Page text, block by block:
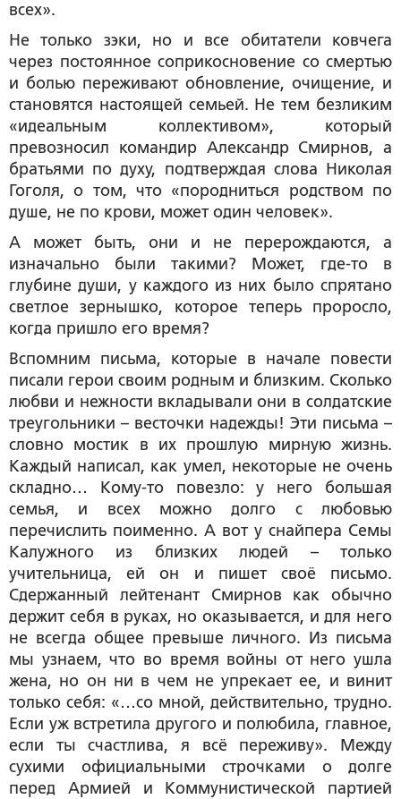
всех».
Не только зэки, но и все обитатели ковчега
через постоянное соприкосновение со смертью
и болью переживают обновление, очищение, и
становятся настоящей семьей. Не тем безликим
«идеальным коллективом», который
превозносил командир Александр Смирнов, а
братьями по духу, подтверждая слова Николая
Гоголя, о том, что «породниться родством по
душе, не по крови, может один человек».
А может быть, они и не перерождаются, а
изначально были такими? Может, где-то в
глубине души, у каждого из них было спрятано
светлое зернышко, которое теперь проросло,
когда пришло его время?
Вспомним письма, которые в начале повести
писали герои своим родным и близким. Сколько
любви и нежности вкладывали они в солдатские
треугольники – весточки надежды! Эти письма –
словно мостик в их прошлую мирную жизнь.
Каждый написал, как умел, некоторые не очень
складно… Кому-то повезло: у него большая
семья, и всех можно долго с любовью
перечислить поименно. А вот у снайпера Семы
Калужного из близких людей – только
учительница, ей он и пишет своё письмо.
Сдержанный лейтенант Смирнов как обычно
держит себя в руках, но оказывается, и для него
не всегда общее превыше личного. Из письма
мы узнаем, что во время войны от него ушла
жена, но он ни в чем не упрекает ее, и винит
только себя: «…со мной, действительно, трудно.
Если уж встретила другого и полюбила, главное,
если ты счастлива, я всё переживу». Между
сухими официальными строчками о долге
перед Армией и Коммунистической партией